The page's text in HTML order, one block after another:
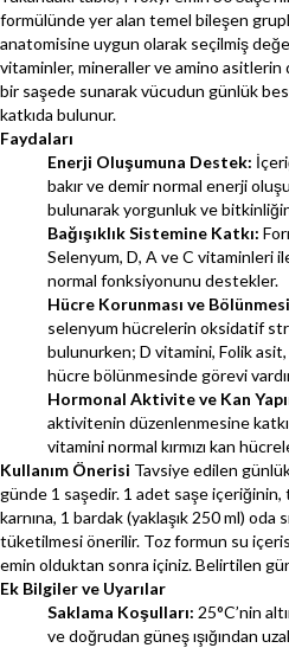
formülünde yer alan temel bileşen
anatomisine uygun olarak seçilmiş
vitaminler, mineraller ve amino
bir saşede sunarak vücudun günlük
katkıda bulunur.
Faydaları
Enerji Oluşumuna Destek:
bakır ve demir normal enerji
bulunarak yorgunluk ve bitkinliğin
Bağışıklık Sistemine Katkı:
Selenyum, D, A ve C vitaminleri
normal fonksiyonunu destekler.
Hücre Korunması ve
selenyum hücrelerin oksidatif
bulunurken; D vitamini, Folik
hücre bölünmesinde görevi
Hormonal Aktivite ve Kan
aktivitenin düzenlenmesine
vitamini normal kırmızı kan
Kullanım Önerisi Tavsiye edilen
günde 1 saşedir. 1 adet saşe
karnına, 1 bardak (yaklaşık 250 ml) oda
tüketilmesi önerilir. Toz formun su
emin olduktan sonra içiniz. Belirtilen
Ek Bilgiler ve Uyarılar
Saklama Koşulları: 25°C’nin
ve doğrudan güneş ışığından